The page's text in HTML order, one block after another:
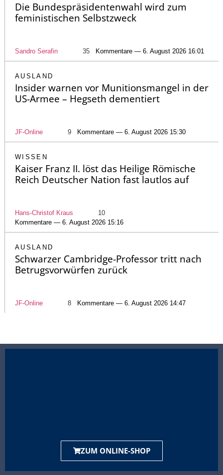
Die Bundespräsidentenwahl wird zum
feministischen Selbstzweck
Sandro Serafin 35 Kommentare — 6. August 2026 16:01
AUSLAND
Insider warnen vor Munitionsmangel in der
US-Armee – Hegseth dementiert
JF-Online 9 Kommentare — 6. August 2026 15:30
WISSEN
Kaiser Franz II. löst das Heilige Römische
Reich Deutscher Nation fast lautlos auf
Hans-Christof Kraus
10
Kommentare — 6. August 2026 15:16
AUSLAND
Schwarzer Cambridge-Professor tritt nach
Betrugsvorwürfen zurück
JF-Online 8 Kommentare — 6. August 2026 14:47
ZUM ONLINE-SHOP